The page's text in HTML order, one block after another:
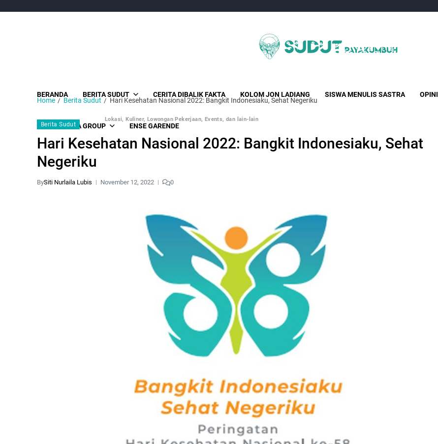
BERANDA BERITA SUDUT CERITA DIBALIK FAKTA KOLOM JON LADIANG SISWA MENULIS SASTRA OPINI
SUDUT MEDIA GROUP
Lokasi, Kuliner, Lowongan Pekerjaan, Events, dan lain-lain
ENSE GARENDE
Home Berita Sudut Hari Kesehatan Nasional 2022: Bangkit Indonesiaku, Sehat Negeriku
Berita Sudut
Hari Kesehatan Nasional 2022: Bangkit Indonesiaku, Sehat
Negeriku
BySiti Nurlaila Lubis November 12, 2022 0